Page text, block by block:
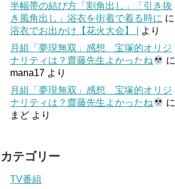
半幅帯の結び方「割角出し」「引き抜
き風角出し」浴衣を街着で着る時に に
浴衣でお出かけ【花火大会】 |
より
月組「夢現無双」感想 宝塚的オリジ
ナリティは？齋藤先生よかったね
に
mana17 より
月組「夢現無双」感想 宝塚的オリジ
ナリティは？齋藤先生よかったね
に
まど より
カテゴリー
TV番組